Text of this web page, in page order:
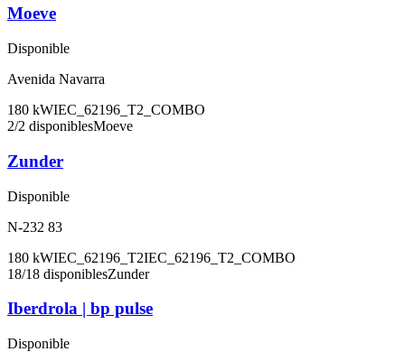
Moeve
Disponible
Avenida Navarra
180 kWIEC_62196_T2_COMBO
2/2 disponiblesMoeve
Zunder
Disponible
N-232 83
180 kWIEC_62196_T2IEC_62196_T2_COMBO
18/18 disponiblesZunder
Iberdrola | bp pulse
Disponible